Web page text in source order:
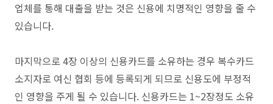
업체를 통해 대출을 받는 것은 신용에 치명적인 영향을 줄 수
있습니다.
마지막으로 4장 이상의 신용카드를 소유하는 경우 복수카드
소지자로 여신 협회 등에 등록되게 되므로 신용도에 부정적
인 영향을 주게 될 수 있습니다. 신용카드는 1~2장정도 소유